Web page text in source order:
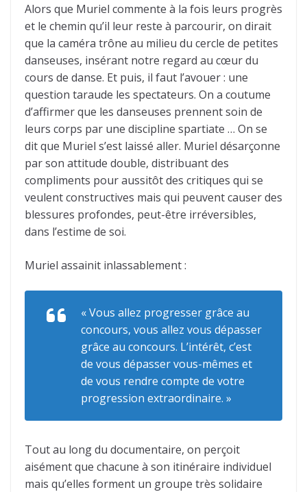
Alors que Muriel commente à la fois leurs progrès
et le chemin qu’il leur reste à parcourir, on dirait
que la caméra trône au milieu du cercle de petites
danseuses, insérant notre regard au cœur du
cours de danse. Et puis, il faut l’avouer : une
question taraude les spectateurs. On a coutume
d’affirmer que les danseuses prennent soin de
leurs corps par une discipline spartiate … On se
dit que Muriel s’est laissé aller. Muriel désarçonne
par son attitude double, distribuant des
compliments pour aussitôt des critiques qui se
veulent constructives mais qui peuvent causer des
blessures profondes, peut-être irréversibles,
dans l’estime de soi.
Muriel assainit inlassablement :
« Vous allez progresser grâce au
concours, vous allez vous dépasser
grâce au concours. L’intérêt, c’est
de vous dépasser vous-mêmes et
de vous rendre compte de votre
progression extraordinaire. »
Tout au long du documentaire, on perçoit
aisément que chacune à son itinéraire individuel
mais qu’elles forment un groupe très solidaire